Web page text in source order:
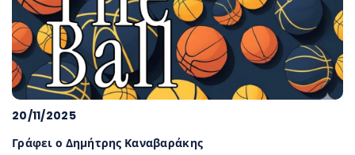
20/11/2025
Γράφει ο Δημήτρης Καναβαράκης